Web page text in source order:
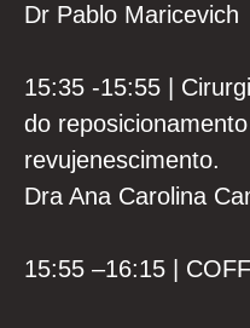
Dr Pablo Maricevich
15:35 -15:55 |
do
revujenescimento.
Dra Ana Carolina
15:55 –16:15 |